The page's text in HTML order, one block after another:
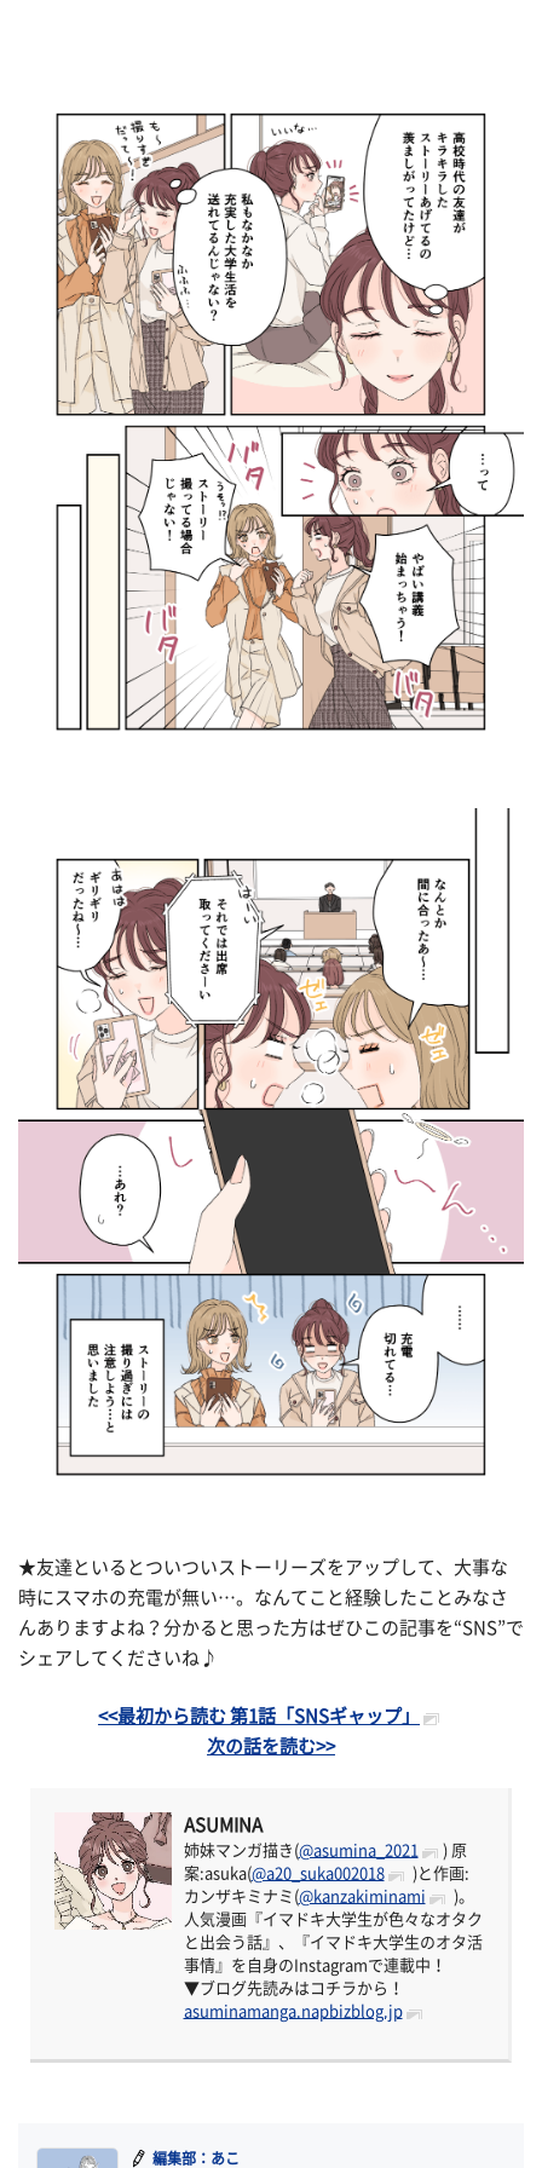
★友達といるとついついストーリーズをアップして、大事な
時にスマホの充電が無い…。なんてこと経験したことみなさ
んありますよね？分かると思った方はぜひこの記事を“SNS”で
シェアしてくださいね♪
<<最初から読む 第1話「SNSギャップ」
次の話を読む>>
ASUMINA
姉妹マンガ描き(@asumina_2021
) 原
案:asuka(@a20_suka002018
)と作画:
カンザキミナミ(@kanzakiminami
)。
人気漫画『イマドキ大学生が色々なオタク
と出会う話』、『イマドキ大学生のオタ活
事情』を自身のInstagramで連載中！
▼ブログ先読みはコチラから！
asuminamanga.napbizblog.jp
編集部：あこ